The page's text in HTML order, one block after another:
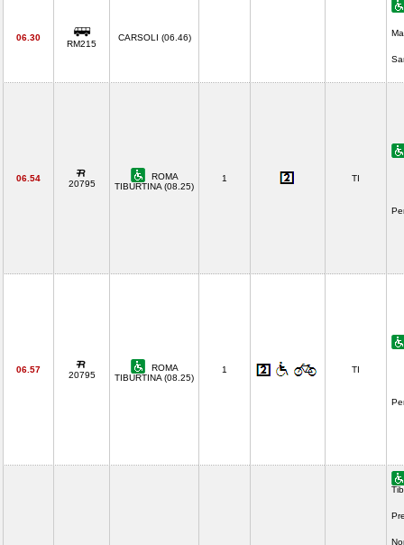
06.30
RM215
CARSOLI (06.46)
06.54
20795
ROMA
TIBURTINA (08.25)
1 TI
06.57
20795
ROMA
TIBURTINA (08.25)
1 TI